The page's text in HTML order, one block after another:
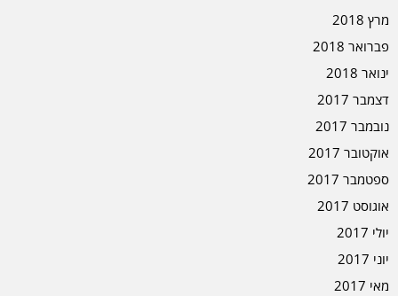
מרץ 2018
פברואר 2018
ינואר 2018
דצמבר 2017
נובמבר 2017
אוקטובר 2017
ספטמבר 2017
אוגוסט 2017
יולי 2017
יוני 2017
מאי 2017